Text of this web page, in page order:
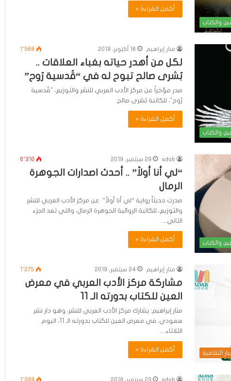
والكتاب
أكمل القراءة »
والكتاب
منار إبراهيم 16 أكتوبر، 2019 1٬568
لكل من أهدر حياته بغباء العلاقات ..
بُشرى صالح تبوح له في “قُدسية رُوح”
صدر مؤخراً عن مركز الأدب العربي للنشر والتوزيع، "قُدسية
رُوح"، للكاتبة بُشرى صالح.
أكمل القراءة »
والكتاب
adab 29 سبتمبر، 2019 6٬310
“لي أنا أولاً” .. أحدث اصدارات الجوهرة
الرمال
صدرت حديثاً رواية “لي أنا أولاً” عن مركز الأدب العربي للنشر
والتوزيع، للكاتبة الروائية الجوهرة الرمال، والتي تعد الجزء
الثاني…
أكمل القراءة »
الثقافية
منار إبراهيم 24 سبتمبر، 2019 1٬275
مشاركة مركز الأدب العربي في معرض
العين للكتاب بدورته الـ 11
منار إبراهيم: يشارك مركز الأدب العربي للنشر، وهو دار نشر
سعودي، في معرض العين للكتاب بدورته الـ 11، اليوم
الثلاثاء…
أكمل القراءة »
adab 23 سبتمبر، 2019 1٬399